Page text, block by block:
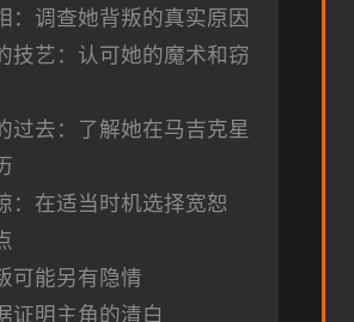
：调查她背叛的真实原因
技艺：认可她的魔术和窃
过去：了解她在马吉克星
：在适当时机选择宽恕
可能另有隐情
证明主角的清白